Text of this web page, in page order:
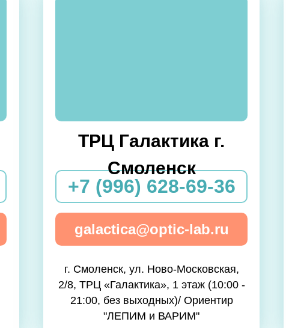
+7 (996) 628-69-36
galactica@optic-lab.ru
ТРЦ Галактика г.
Смоленск
г. Смоленск, ул. Ново-Московская,
2/8, ТРЦ «Галактика», 1 этаж (10:00 -
21:00, без выходных)/ Ориентир
"ЛЕПИМ и ВАРИМ"